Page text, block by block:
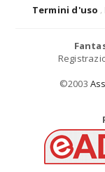
Termini d'uso
©2003